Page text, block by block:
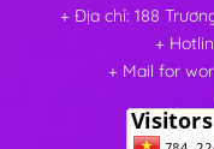
+ Địa chỉ: 188
+
+ Mail for